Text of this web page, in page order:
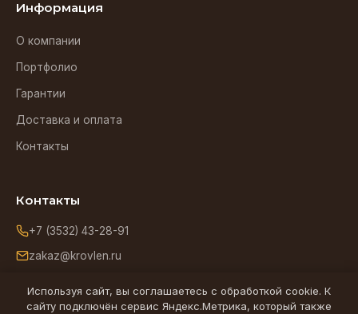
Информация
О компании
Портфолио
Гарантии
Доставка и оплата
Контакты
Контакты
+7 (3532) 43-28-91
zakaz@krovlen.ru
Используя сайт, вы соглашаетесь с обработкой cookie. К
сайту подключён сервис Яндекс.Метрика, который также